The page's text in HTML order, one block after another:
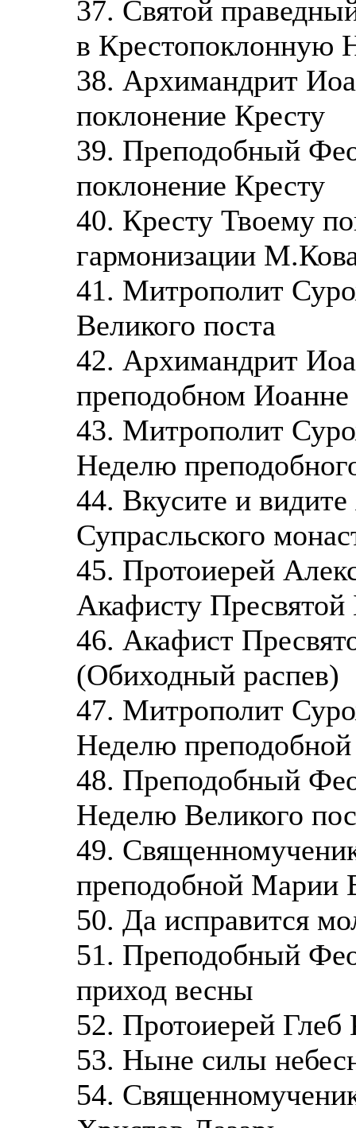
37. Святой
в Крестопоклонную
38. Архимандрит
поклонение Кресту
39. Преподобный
поклонение Кресту
40. Кресту Твоему
гармонизации
41. Митрополит
Великого поста
42. Архимандрит
преподобном
43. Митрополит
Неделю
44. Вкусите и видите
Супрасльского
45. Протоиерей
Акафисту Пресвятой
46. Акафист
(Обиходный распев)
47. Митрополит
Неделю
48. Преподобный
Неделю Великого
49.
преподобной Марии
50. Да исправится
51. Преподобный
приход весны
52. Протоиерей Глеб
53. Ныне силы
54.